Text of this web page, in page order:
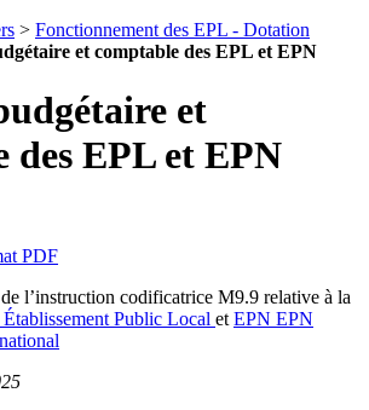
> Fonctionnement des EPL - Dotation
et comptable des EPL et EPN
et
des EPL et EPN
l’instruction codificatrice M9.9 relative à la
Établissement Public Local et EPN EPN